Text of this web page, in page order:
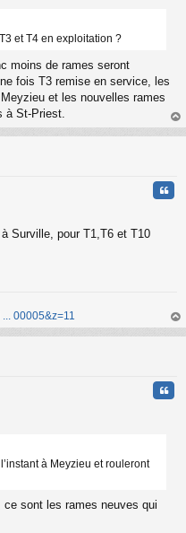
et T4 en exploitation ?
moins de rames seront
fois T3 remise en service, les
et les nouvelles rames
à St-Priest.
au
Surville, pour T1,T6 et T10
00005&z=11
au
à Meyzieu et rouleront
sont les rames neuves qui